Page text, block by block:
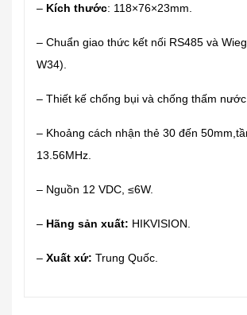
– Kích thước: 118×76×23mm.
– Chuẩn giao thức kết nối RS485 và
W34).
– Thiết kế chống bụi và chống thấm nước.
– Khoảng cách nhận thẻ 30 đến
13.56MHz.
– Nguồn 12 VDC, ≤6W.
– Hãng sản xuất: HIKVISION.
– Xuất xứ: Trung Quốc.